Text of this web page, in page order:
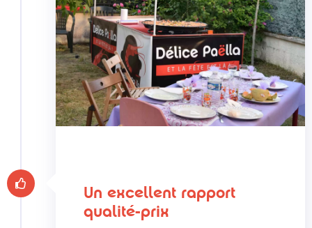
Un excellent rapport
qualité-prix